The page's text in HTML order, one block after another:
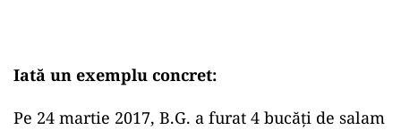
Iată un exemplu concret:
Pe 24 martie 2017, B.G. a furat 4 bucăți de salam